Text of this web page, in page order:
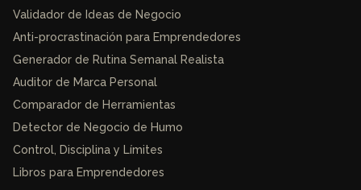
Validador de Ideas de Negocio
Anti-procrastinación para Emprendedores
Generador de Rutina Semanal Realista
Auditor de Marca Personal
Comparador de Herramientas
Detector de Negocio de Humo
Control, Disciplina y Límites
Libros para Emprendedores